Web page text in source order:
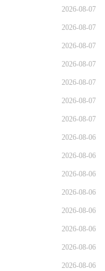
2026-08-07
2026-08-07
2026-08-07
2026-08-07
2026-08-07
2026-08-07
2026-08-07
2026-08-06
2026-08-06
2026-08-06
2026-08-06
2026-08-06
2026-08-06
2026-08-06
2026-08-06